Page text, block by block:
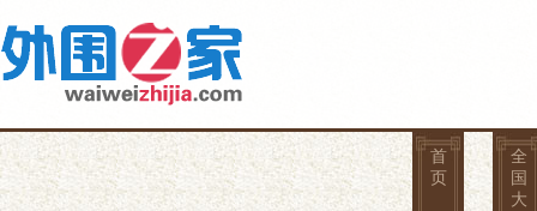
首
页
全
国
大